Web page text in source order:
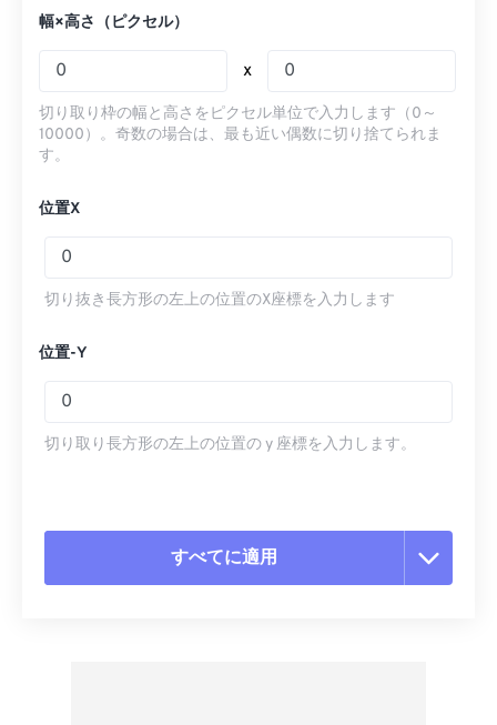
幅×高さ（ピクセル）
x
切り取り枠の幅と高さをピクセル単位で入力します（0～
10000）。奇数の場合は、最も近い偶数に切り捨てられま
す。
位置X
切り抜き長方形の左上の位置のX座標を入力します
位置-Y
切り取り長方形の左上の位置の y 座標を入力します。
すべてに適用